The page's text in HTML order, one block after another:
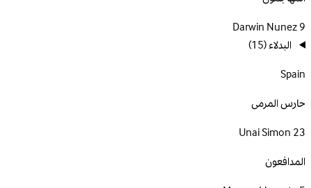
9
Darwin Nunez
البدلاء(15)
Spain
حارس المرمى
23
Unai Simon
المدافعون